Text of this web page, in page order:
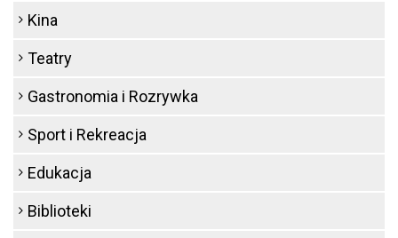
Kina
Teatry
Gastronomia i Rozrywka
Sport i Rekreacja
Edukacja
Biblioteki